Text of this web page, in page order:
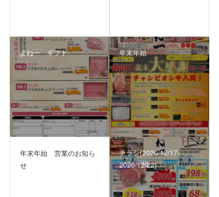
よね一 ギフト 年末年始
年末年始 営業のお知ら
せ
チラシ(2020/12/17‐
2020/12/22)